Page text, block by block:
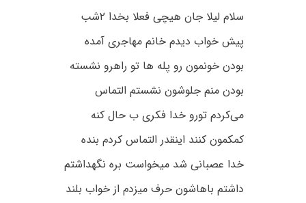
سلام لیلا جان هیچی فعلا بخدا ۲شب
پیش خواب دیدم خانم مهاجری آمده
بودن خونمون رو پله ها تو راهرو نشسته
بودن منم جلوشون نشستم التماس
می‌کردم تورو خدا فکری ب حال کنه
کمکمون کنند اینقدر التماس کردم بنده
خدا عصبانی شد میخواست بره نگهداشتم
داشتم باهاشون حرف میزدم از خواب بلند